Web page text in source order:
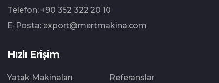
Telefon: +90 352 322 20 10
E-Posta: export@mertmakina.com
Hızlı Erişim
Yatak Makinaları
Referanslar